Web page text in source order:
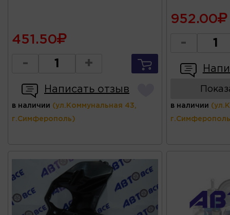
451.50
- +
Написать отзыв
в наличии (ул.Коммунальная 43,
г.Симферополь)
952.00
-
в наличии